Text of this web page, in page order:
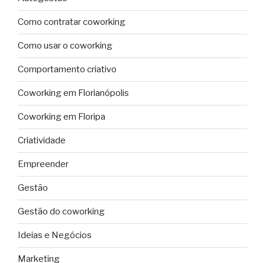
Como contratar coworking
Como usar o coworking
Comportamento criativo
Coworking em Florianópolis
Coworking em Floripa
Criatividade
Empreender
Gestão
Gestão do coworking
Ideias e Negócios
Marketing